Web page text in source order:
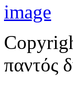
παντός